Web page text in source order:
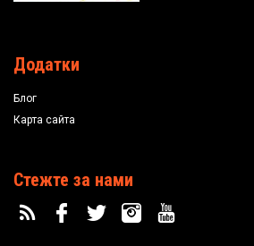
Додатки
Блог
Карта сайта
Стежте за нами